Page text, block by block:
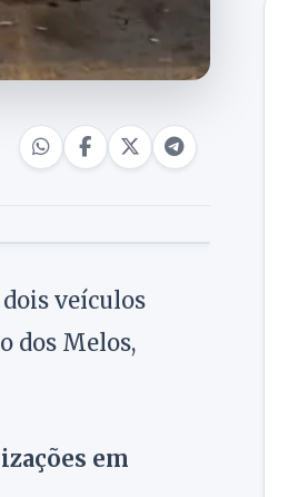
veículos
dos Melos,
em